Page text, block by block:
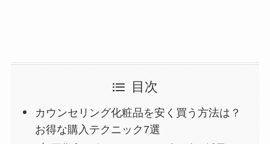
目次
カウンセリング化粧品を安く買う方法は？
お得な購入テクニック7選